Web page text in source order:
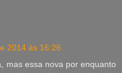
2014 às 16:26
mas essa nova por enquanto